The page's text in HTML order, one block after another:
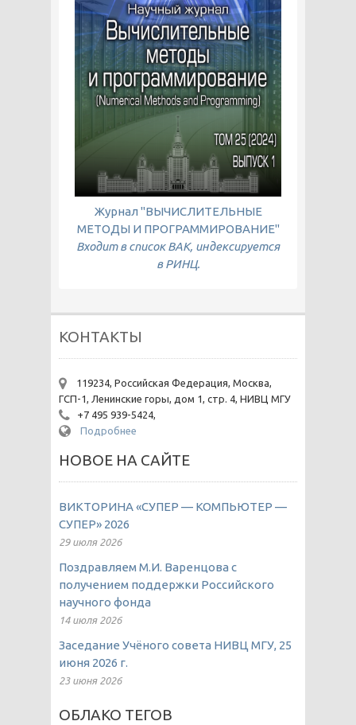
Журнал "ВЫЧИСЛИТЕЛЬНЫЕ
МЕТОДЫ И ПРОГРАММИРОВАНИЕ"
Входит в список ВАК, индексируется
в РИНЦ.
КОНТАКТЫ
119234, Российская Федерация, Москва,
ГСП-1, Ленинские горы, дом 1, стр. 4, НИВЦ МГУ
+7 495 939-5424,
Подробнее
НОВОЕ НА САЙТЕ
ВИКТОРИНА «СУПЕР — КОМПЬЮТЕР —
СУПЕР» 2026
29 июля 2026
Поздравляем М.И. Варенцова с
получением поддержки Российского
научного фонда
14 июля 2026
Заседание Учёного совета НИВЦ МГУ, 25
июня 2026 г.
23 июня 2026
ОБЛАКО ТЕГОВ